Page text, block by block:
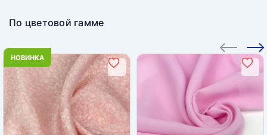
По цветовой гамме
НОВИНКА